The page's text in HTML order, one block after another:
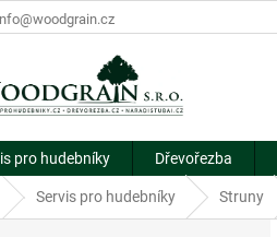
pro hudebníky Dřevořezba
Domů Servis pro hudebníky Struny